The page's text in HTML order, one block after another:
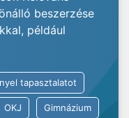
beszerzése
például
tapasztalatot
OKJ Gimnázium